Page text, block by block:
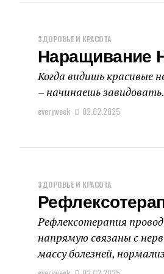
ЗДОРОВЬЕ И КРАСОТА
Наращивание
Когда видишь красивые
– начинаешь
everyweek 02.02.2025
ЗДОРОВЬЕ И КРАСОТА
Рефлексотерапия
напрямую связаны с
массу болезней,